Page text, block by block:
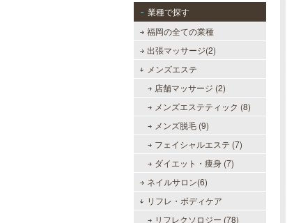
業種で探す
福岡の全ての業種
出張マッサージ(2)
メンズエステ
店舗マッサージ (2)
メンズエステティック (8)
メンズ脱毛 (9)
フェイシャルエステ (7)
ダイエット・痩身 (7)
ネイルサロン(6)
リフレ・ボディケア
リフレクソロジー (78)
ラ・パルレ 天神店
ラ・パルレは独自の研究と実績をベ
ではなく、フェイシャルやヒーリン
グエステ等外側からも内側からも美
しくなるメニューを豊富に取り揃え
ております。お得な体験コースも必
MEN’S TBC 天神店
メンズTBCは脱毛だけではなく、フ
ェイシャルや引き締めコース等、豊